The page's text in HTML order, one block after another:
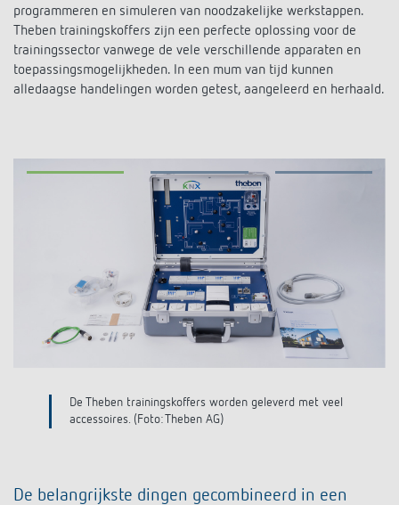
Tijd- en lichtregeling
Klimaatregeling
KNX-systemen
Smart Home-systeem LUXORliving
Aanwezigheids- en bewegingsmelders
CO2-concentratie betrouwbaar meten
Smart Metering
Klimaatregeling
Referenties
Impulsrelais: licht eenvoudig, efficiënt en
Catalogus bestellen
Catalogi en brochures
Theben AG
Actueel
Samenwerkingsverbanden
Duurzaamheid
LUXORliving partners
Milieu
Design
Contact
Hotline
Contactpersonen OEM
Verkoop-in-Nederland
Verkoop in Belgie
Productzoeker
programmeren en simuleren van noodzakelijke werkstappen.
Theben trainingskoffers zijn een perfecte oplossing voor de
trainingssector vanwege de vele verschillende apparaten en
toepassingsmogelijkheden. In een mum van tijd kunnen
alledaagse handelingen worden getest, aangeleerd en herhaald.
De Theben trainingskoffers worden geleverd met veel
accessoires. (Foto: Theben AG)
De belangrijkste dingen gecombineerd in een